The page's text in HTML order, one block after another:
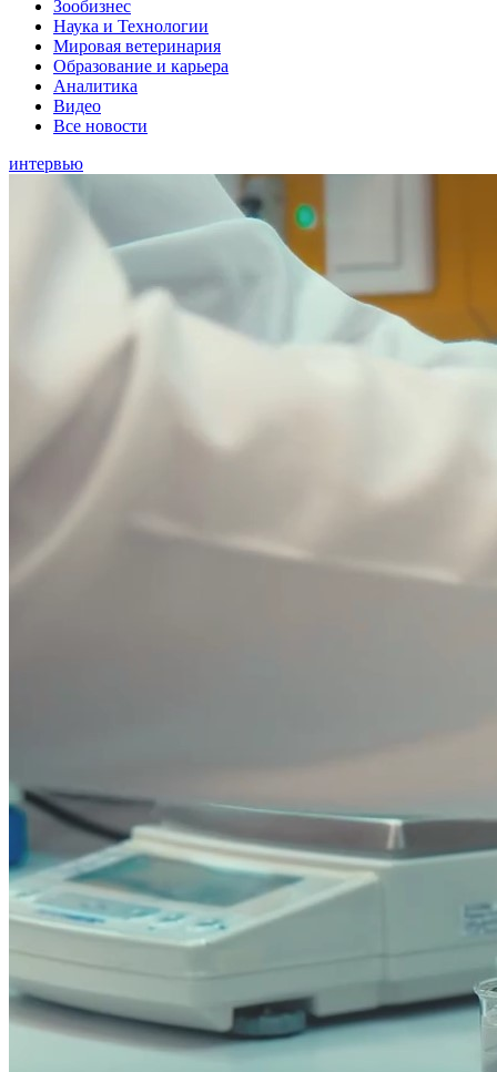
Зообизнес
Наука и Технологии
Мировая ветеринария
Образование и карьера
Аналитика
Видео
Все новости
интервью